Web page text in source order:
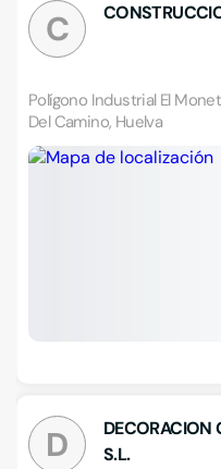
C
Polígono Industrial El
Del Camino, Huelva
D
DECORACION
S.L.